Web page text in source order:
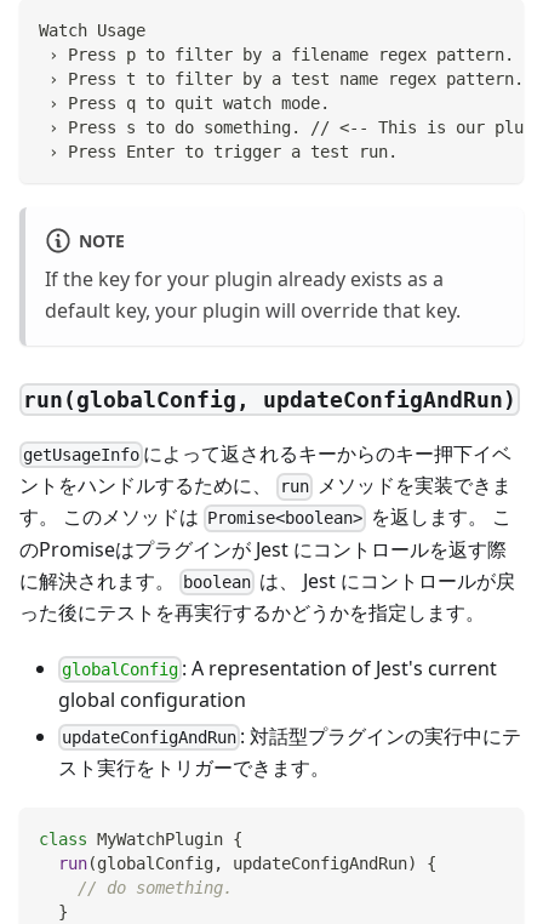
Watch Usage
› Press p to filter by a filename regex pattern.
› Press t to filter by a test name regex pattern.
› Press q to quit watch mode.
› Press s to do something. // <-- This is our
› Press Enter to trigger a test run.
NOTE
If the key for your plugin already exists as a
default key, your plugin will override that key.
run(globalConfig, updateConfigAndRun)
getUsageInfo によって返されるキーからのキー押下イベ
ントをハンドルするために、
run メソッドを実装できま
す。 このメソッドは Promise<boolean> を返します。 こ
のPromiseはプラグインが Jest にコントロールを返す際
に解決されます。
boolean は、 Jest にコントロールが戻
った後にテストを再実行するかどうかを指定します。
globalConfig : A representation of Jest's current
global configuration
updateConfigAndRun : 対話型プラグインの実行中にテ
スト実行をトリガーできます。
class MyWatchPlugin {
run(globalConfig, updateConfigAndRun)
{
// do something.
}